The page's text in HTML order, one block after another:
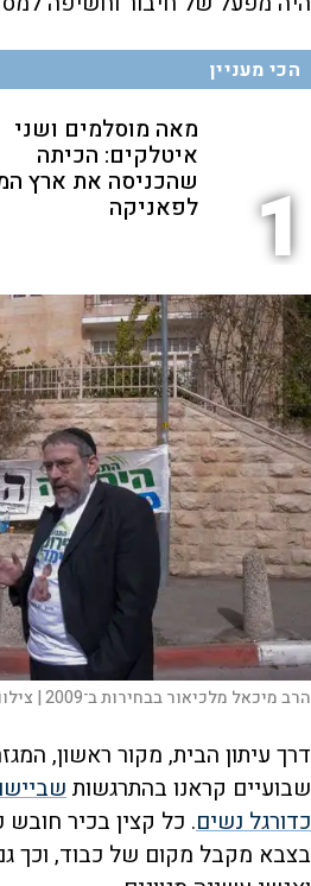
הכי מעניין
1
מאה מוסלמים ושני
איטלקים: הכיתה
שהכניסה את ארץ
לפאניקה
הרב מיכאל מלכיאור בבחירות ב־2009 |
דרך עיתון הבית, מקור ראשון,
שבועיים קראנו בהתרגשות
כדורגל נשים. כל קצין בכיר
בצבא מקבל מקום של כבוד, וכך